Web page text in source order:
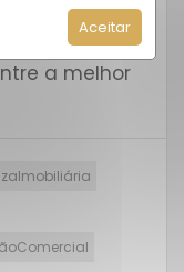
Aceitar
com a
a melhor